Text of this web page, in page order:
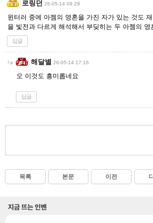
로링던 26-05-14 09:29
윈터러 중에 아젬의 영혼을 가진 자가 있는 것도
을 빛전과 다르게 해석해서 부딪히는 두 아젬의 영
답글
해달별 26-05-14 17:16
오 이것도 흥미롭네요
답글
목록 본문 이전
지금 뜨는 인벤